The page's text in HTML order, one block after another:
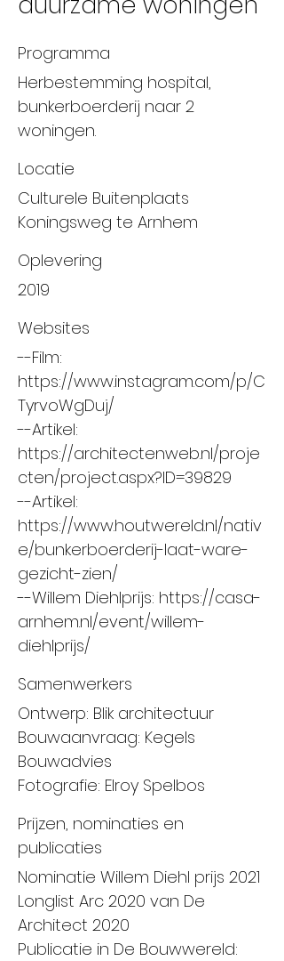
Programma
Herbestemming hospital,
bunkerboerderij naar 2
woningen.
Locatie
Culturele Buitenplaats
Koningsweg te Arnhem
Oplevering
2019
Websites
--Film:
https://www.instagram.com/p/C
TyrvoWgDuj/
--Artikel:
https://architectenweb.nl/proje
cten/project.aspx?ID=39829
--Artikel:
https://www.houtwereld.nl/nativ
e/bunkerboerderij-laat-ware-
gezicht-zien/
--Willem Diehlprijs: https://casa-
arnhem.nl/event/willem-
diehlprijs/
Samenwerkers
Ontwerp: Blik architectuur
Bouwaanvraag: Kegels
Bouwadvies
Fotografie: Elroy Spelbos
Prijzen, nominaties en
publicaties
Nominatie Willem Diehl prijs 2021
Longlist Arc 2020 van De
Architect 2020
Publicatie in De Bouwwereld: